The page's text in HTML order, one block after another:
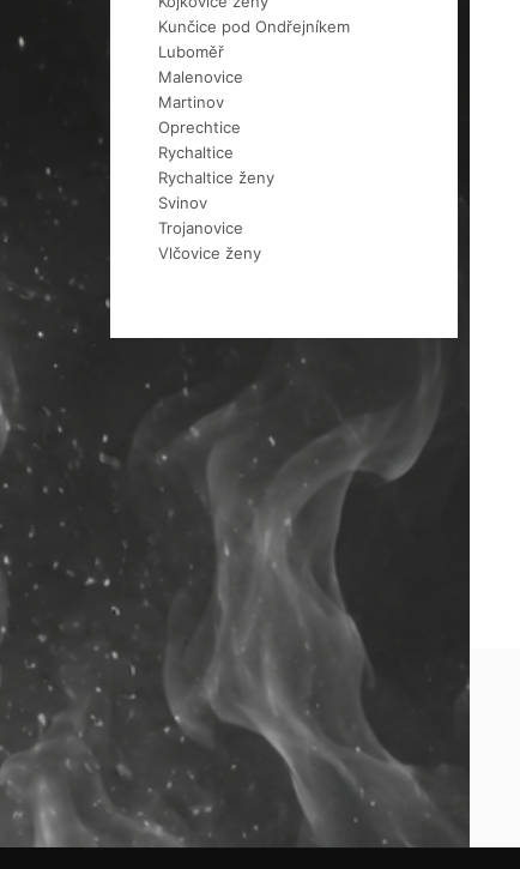
Kunčice pod Ondřejníkem
Luboměř
Malenovice
Martinov
Oprechtice
Rychaltice
Rychaltice ženy
Svinov
Trojanovice
Vlčovice ženy